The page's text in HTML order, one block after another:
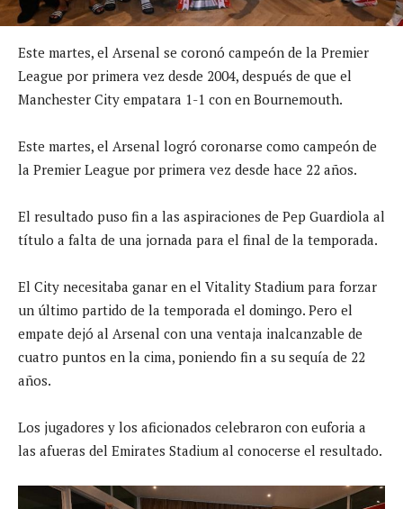
Este martes, el Arsenal se coronó campeón de la Premier
League por primera vez desde 2004, después de que el
Manchester City empatara 1-1 con en Bournemouth.
Este martes, el Arsenal logró coronarse como campeón de
la Premier League por primera vez desde hace 22 años.
El resultado puso fin a las aspiraciones de Pep Guardiola al
título a falta de una jornada para el final de la temporada.
El City necesitaba ganar en el Vitality Stadium para forzar
un último partido de la temporada el domingo. Pero el
empate dejó al Arsenal con una ventaja inalcanzable de
cuatro puntos en la cima, poniendo fin a su sequía de 22
años.
Los jugadores y los aficionados celebraron con euforia a
las afueras del Emirates Stadium al conocerse el resultado.